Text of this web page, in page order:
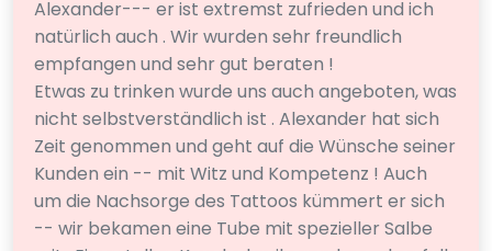
Alexander--- er ist extremst zufrieden und ich
natürlich auch . Wir wurden sehr freundlich
empfangen und sehr gut beraten !
Etwas zu trinken wurde uns auch angeboten, was
nicht selbstverständlich ist . Alexander hat sich
Zeit genommen und geht auf die Wünsche seiner
Kunden ein -- mit Witz und Kompetenz ! Auch
um die Nachsorge des Tattoos kümmert er sich
-- wir bekamen eine Tube mit spezieller Salbe